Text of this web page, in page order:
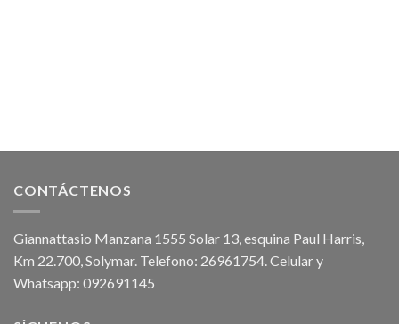
CONTÁCTENOS
Giannattasio Manzana 1555 Solar 13, esquina Paul Harris,
Km 22.700, Solymar. Telefono: 26961754. Celular y
Whatsapp: 092691145